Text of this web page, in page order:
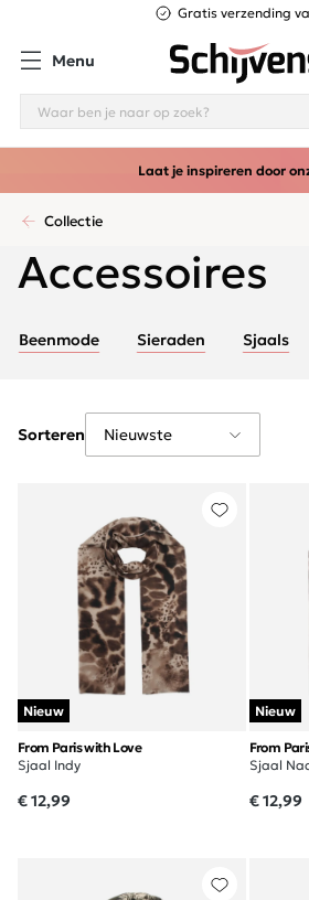
Gratis verzending
Menu
Laat je inspireren door
Collectie
Accessoires
Beenmode Sieraden Sjaals
Sorteren
Nieuw
From Paris with Love
Sjaal Indy
€ 12,99
Nieuw
From
Sjaal
€ 12,99